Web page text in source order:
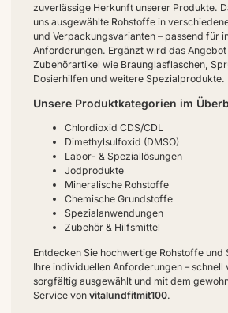
zuverlässige Herkunft unserer Produkte.
uns ausgewählte Rohstoffe in
und Verpackungsvarianten – passend für
Anforderungen. Ergänzt wird das
Zubehörartikel wie Braunglasflaschen,
Dosierhilfen und weitere Spezialprodukte.
Unsere Produktkategorien im
Chlordioxid CDS/CDL
Dimethylsulfoxid (DMSO)
Labor- & Speziallösungen
Jodprodukte
Mineralische Rohstoffe
Chemische Grundstoffe
Spezialanwendungen
Zubehör & Hilfsmittel
Entdecken Sie hochwertige Rohstoffe
Ihre individuellen Anforderungen – schnell
sorgfältig ausgewählt und mit dem
Service von vitalundfitmit100.